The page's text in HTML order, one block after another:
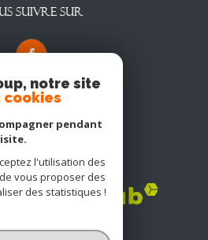
SUIVRE SUR
notre site
pendant
l'utilisation des
vous proposer des
des statistiques !